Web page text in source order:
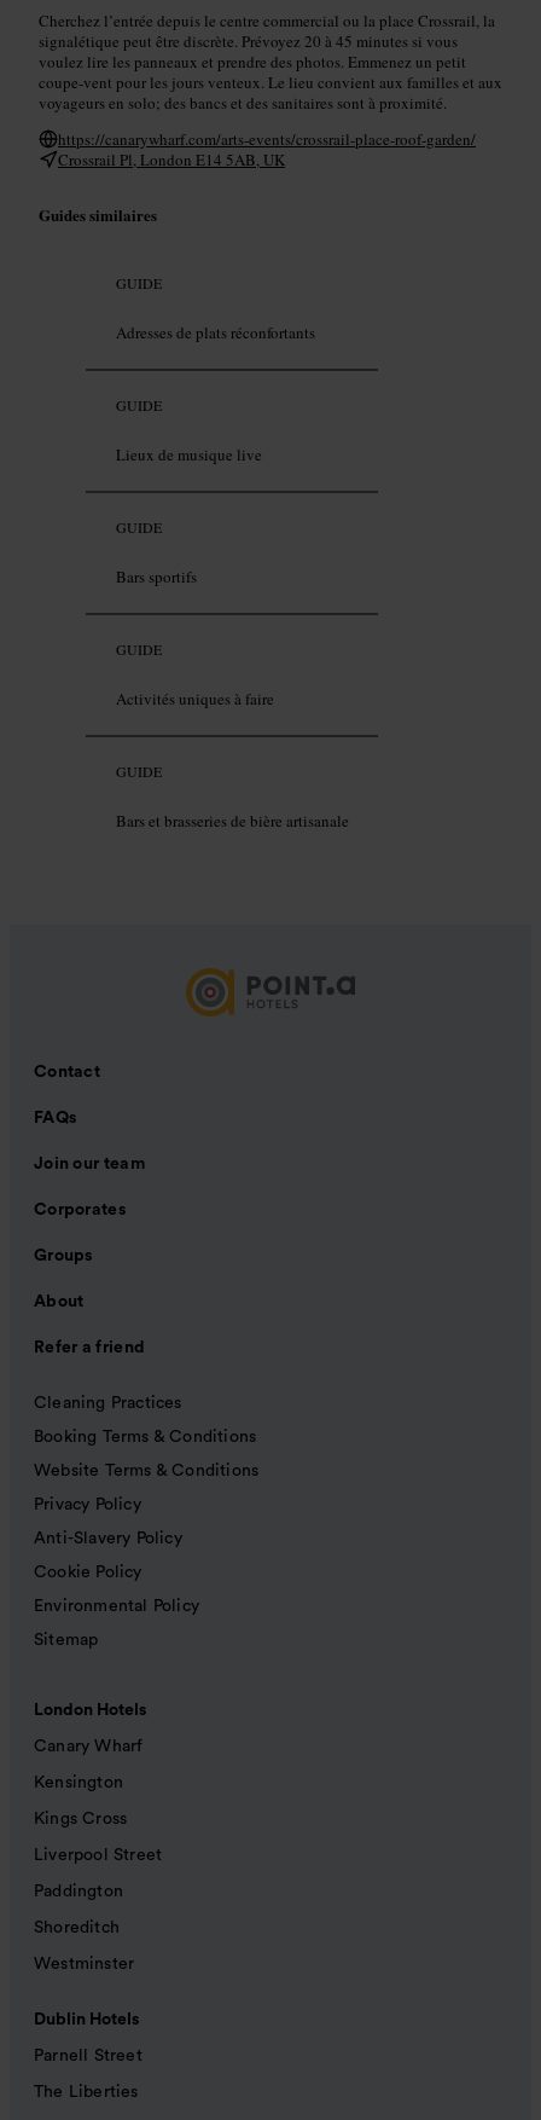
Cherchez l’entrée depuis le centre commercial ou la place Crossrail, la
signalétique peut être discrète. Prévoyez 20 à 45 minutes si vous
voulez lire les panneaux et prendre des photos. Emmenez un petit
coupe-vent pour les jours venteux. Le lieu convient aux familles et aux
voyageurs en solo; des bancs et des sanitaires sont à proximité.
https://canarywharf.com/arts-events/crossrail-place-roof-garden/
Crossrail Pl, London E14 5AB, UK
Guides similaires
GUIDE
Adresses de plats réconfortants
GUIDE
Lieux de musique live
GUIDE
Bars sportifs
GUIDE
Activités uniques à faire
GUIDE
Bars et brasseries de bière artisanale
Contact
FAQs
Join our team
Corporates
Groups
About
Refer a friend
Cleaning Practices
Booking Terms & Conditions
Website Terms & Conditions
Privacy Policy
Anti-Slavery Policy
Cookie Policy
Environmental Policy
Sitemap
London Hotels
Canary Wharf
Kensington
Kings Cross
Liverpool Street
Paddington
Shoreditch
Westminster
Dublin Hotels
Parnell Street
The Liberties